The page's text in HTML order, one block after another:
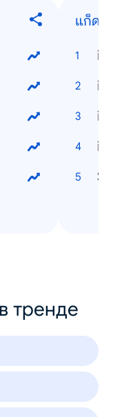
แก็ดเจ็
тренде